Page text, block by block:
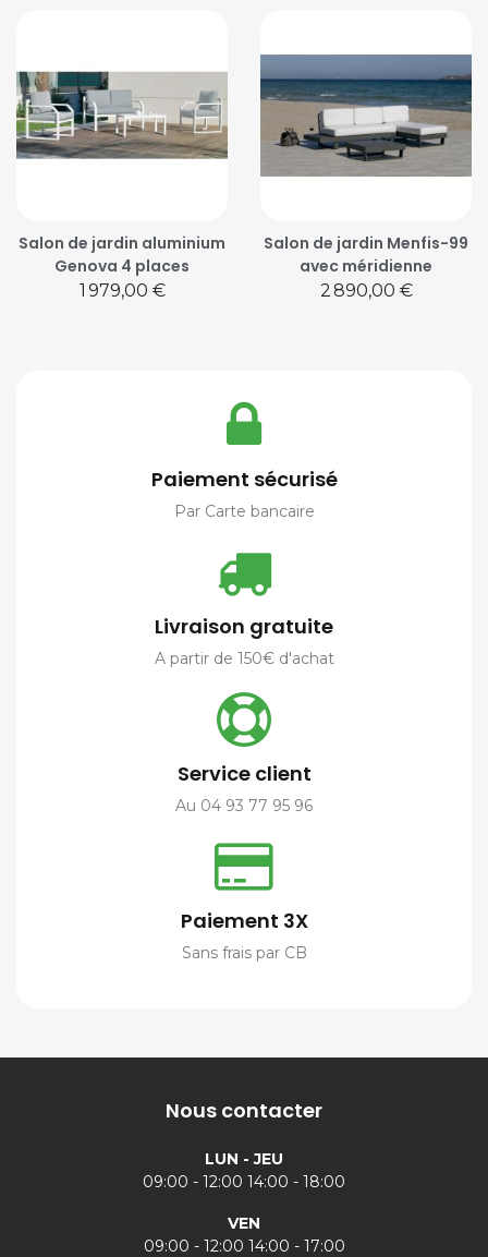
Salon de jardin aluminium
Genova 4 places
Prix
1 979,00 €
Salon de jardin Menfis-99
avec méridienne
Prix
2 890,00 €
Paiement sécurisé
Par Carte bancaire
Livraison gratuite
A partir de 150€ d'achat
Service client
Au 04 93 77 95 96
Paiement 3X
Sans frais par CB
Nous contacter
LUN - JEU
09:00 - 12:00 14:00 - 18:00
VEN
09:00 - 12:00 14:00 - 17:00